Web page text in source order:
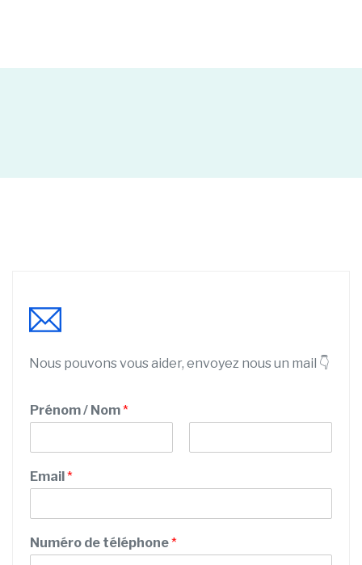
Nous pouvons vous aider, envoyez nous un mail 👇
Prénom / Nom*
r
é
m
d
e
o
e
Email*
Numéro de téléphone*